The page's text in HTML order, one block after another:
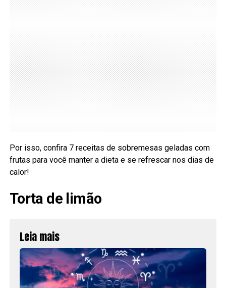
Por isso, confira 7 receitas de sobremesas geladas com
frutas para você manter a dieta e se refrescar nos dias de
calor!
Torta de limão
Leia mais